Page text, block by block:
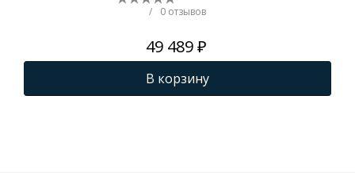
/ 0 отзывов
49 489 ₽
В корзину